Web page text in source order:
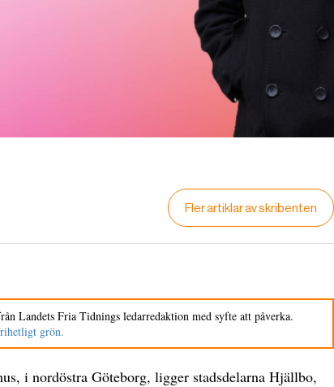
Fler artiklar av skribenten
Landets Fria Tidnings ledarredaktion med syfte att påverka.
grön.
i nordöstra Göteborg, ligger stadsdelarna Hjällbo,